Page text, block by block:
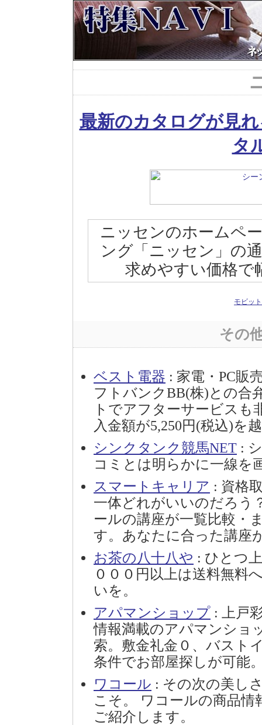
最新のカタログが見
タ
ニッセンのホームペ
ング「ニッセン」の
求めやすい価格で
モビット
その
ベスト電器 : 家電・PC販
フトバンクBB(株)との合
トでアフターサービスも
入金額が5,250円(税込)を
シンクタンク競馬NET :
コミとは明らかに一線を
スマートキャリア : 資格
一体どれがいいのだろう
ールの講座が一覧比較・
す。あなたに合った講座
お茶の八十八や : ひとつ
０００円以上は送料無料
いを。
アパマンショップ : 上戸
情報満載のアパマンショ
索。敷金礼金０、バスト
条件でお部屋探しが可能
ワコール : その次の美し
こそ。 ワコールの商品情
ご紹介します。